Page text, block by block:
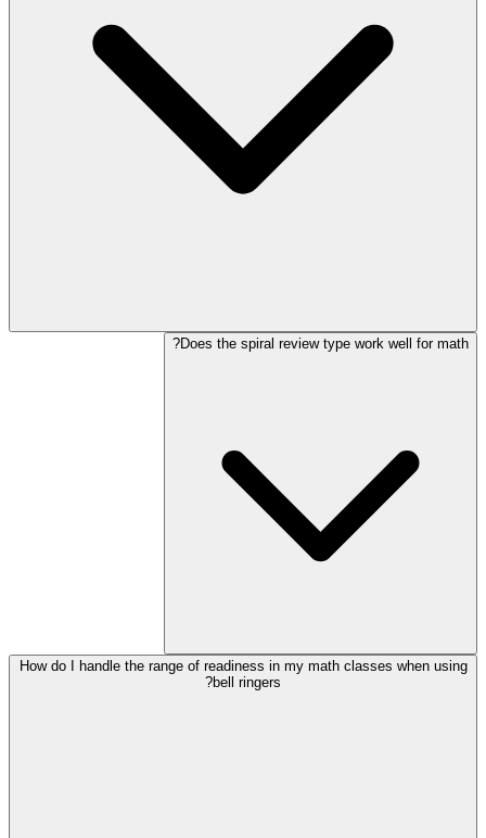
Does the spiral review type work well for math?
How do I handle the range of readiness in my math classes when using
bell ringers?